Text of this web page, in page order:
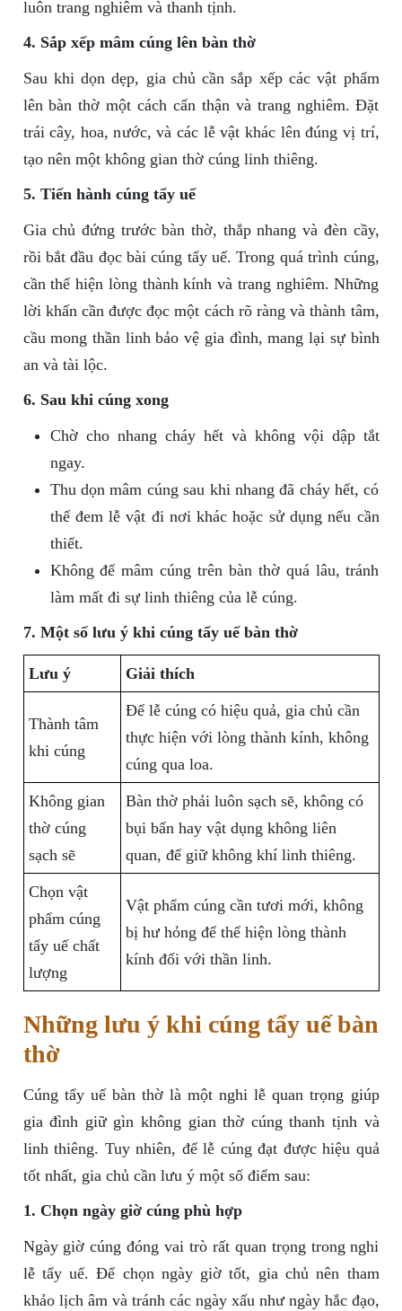
luôn trang nghiêm và thanh tịnh.
4. Sắp xếp mâm cúng lên bàn thờ
Sau khi dọn dẹp, gia chủ cần sắp xếp các vật phẩm
lên bàn thờ một cách cẩn thận và trang nghiêm. Đặt
trái cây, hoa, nước, và các lễ vật khác lên đúng vị trí,
tạo nên một không gian thờ cúng linh thiêng.
5. Tiến hành cúng tẩy uế
Gia chủ đứng trước bàn thờ, thắp nhang và đèn cầy,
rồi bắt đầu đọc bài cúng tẩy uế. Trong quá trình cúng,
cần thể hiện lòng thành kính và trang nghiêm. Những
lời khấn cần được đọc một cách rõ ràng và thành tâm,
cầu mong thần linh bảo vệ gia đình, mang lại sự bình
an và tài lộc.
6. Sau khi cúng xong
Chờ cho nhang cháy hết và không vội dập tắt
ngay.
Thu dọn mâm cúng sau khi nhang đã cháy hết, có
thể đem lễ vật đi nơi khác hoặc sử dụng nếu cần
thiết.
Không để mâm cúng trên bàn thờ quá lâu, tránh
làm mất đi sự linh thiêng của lễ cúng.
7. Một số lưu ý khi cúng tẩy uế bàn thờ
Lưu ý Giải thích
Thành tâm
khi cúng
Để lễ cúng có hiệu quả, gia chủ cần
thực hiện với lòng thành kính, không
cúng qua loa.
Không gian
thờ cúng
sạch sẽ
Bàn thờ phải luôn sạch sẽ, không có
bụi bẩn hay vật dụng không liên
quan, để giữ không khí linh thiêng.
Chọn vật
phẩm cúng
tẩy uế chất
lượng
Vật phẩm cúng cần tươi mới, không
bị hư hỏng để thể hiện lòng thành
kính đối với thần linh.
Những lưu ý khi cúng tẩy uế bàn
thờ
Cúng tẩy uế bàn thờ là một nghi lễ quan trọng giúp
gia đình giữ gìn không gian thờ cúng thanh tịnh và
linh thiêng. Tuy nhiên, để lễ cúng đạt được hiệu quả
tốt nhất, gia chủ cần lưu ý một số điểm sau:
1. Chọn ngày giờ cúng phù hợp
Ngày giờ cúng đóng vai trò rất quan trọng trong nghi
lễ tẩy uế. Để chọn ngày giờ tốt, gia chủ nên tham
khảo lịch âm và tránh các ngày xấu như ngày hắc đạo,